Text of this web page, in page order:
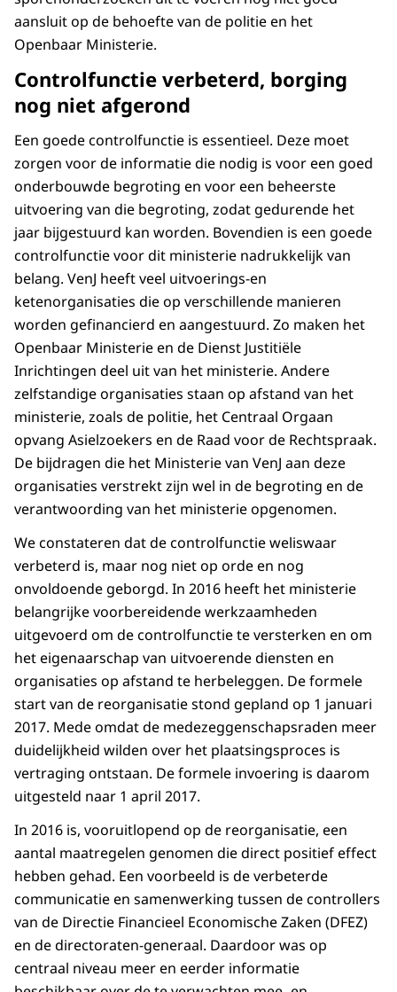
aansluit op de behoefte van de politie en het
Openbaar Ministerie.
Controlfunctie verbeterd, borging
nog niet afgerond
Een goede controlfunctie is essentieel. Deze moet
zorgen voor de informatie die nodig is voor een goed
onderbouwde begroting en voor een beheerste
uitvoering van die begroting, zodat gedurende het
jaar bijgestuurd kan worden. Bovendien is een goede
controlfunctie voor dit ministerie nadrukkelijk van
belang. VenJ heeft veel uitvoerings-en
ketenorganisaties die op verschillende manieren
worden gefinancierd en aangestuurd. Zo maken het
Openbaar Ministerie en de Dienst Justitiële
Inrichtingen deel uit van het ministerie. Andere
zelfstandige organisaties staan op afstand van het
ministerie, zoals de politie, het Centraal Orgaan
opvang Asielzoekers en de Raad voor de Rechtspraak.
De bijdragen die het Ministerie van VenJ aan deze
organisaties verstrekt zijn wel in de begroting en de
verantwoording van het ministerie opgenomen.
We constateren dat de controlfunctie weliswaar
verbeterd is, maar nog niet op orde en nog
onvoldoende geborgd. In 2016 heeft het ministerie
belangrijke voorbereidende werkzaamheden
uitgevoerd om de controlfunctie te versterken en om
het eigenaarschap van uitvoerende diensten en
organisaties op afstand te herbeleggen. De formele
start van de reorganisatie stond gepland op 1 januari
2017. Mede omdat de medezeggen­schapsraden meer
duidelijkheid wilden over het plaatsingsproces is
vertraging ontstaan. De formele invoering is daarom
uitgesteld naar 1 april 2017.
In 2016 is, vooruitlopend op de reorganisatie, een
aantal maatregelen genomen die direct positief effect
hebben gehad. Een voorbeeld is de verbeterde
communicatie en samenwerking tussen de controllers
van de Directie Financieel Economische Zaken (DFEZ)
en de directoraten-generaal. Daardoor was op
centraal niveau meer en eerder informatie